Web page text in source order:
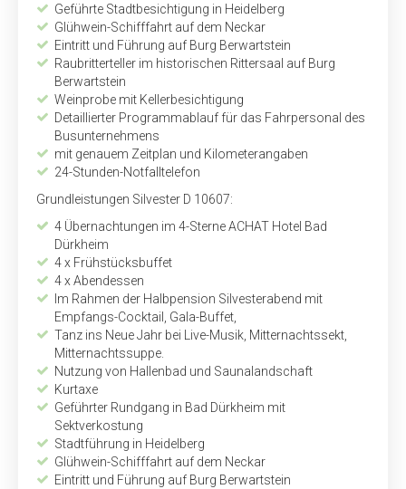
Geführte Stadtbesichtigung in Heidelberg
Glühwein-Schifffahrt auf dem Neckar
Eintritt und Führung auf Burg Berwartstein
Raubritterteller im historischen Rittersaal auf Burg
Berwartstein
Weinprobe mit Kellerbesichtigung
Detaillierter Programmablauf für das Fahrpersonal des
Busunternehmens
mit genauem Zeitplan und Kilometerangaben
24-Stunden-Notfalltelefon
Grundleistungen Silvester D 10607:
4 Übernachtungen im 4-Sterne ACHAT Hotel Bad
Dürkheim
4 x Frühstücksbuffet
4 x Abendessen
Im Rahmen der Halbpension Silvesterabend mit
Empfangs-Cocktail, Gala-Buffet,
Tanz ins Neue Jahr bei Live-Musik, Mitternachtssekt,
Mitternachtssuppe.
Nutzung von Hallenbad und Saunalandschaft
Kurtaxe
Geführter Rundgang in Bad Dürkheim mit
Sektverkostung
Stadtführung in Heidelberg
Glühwein-Schifffahrt auf dem Neckar
Eintritt und Führung auf Burg Berwartstein